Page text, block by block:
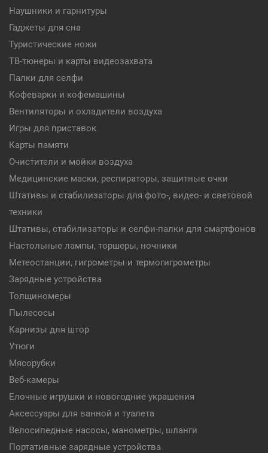
Наушники и гарнитуры
Гаджеты для сна
Туристические ножи
ТВ-тюнеры и карты видеозахвата
Палки для селфи
Кофеварки и кофемашины
Вентиляторы и охладители воздуха
Игры для приставок
Карты памяти
Очистители и мойки воздуха
Медицинские маски, респираторы, защитные очки
Штативы и стабилизаторы для фото-, видео- и световой
техники
Штативы, стабилизаторы и селфи-палки для смартфонов
Настольные лампы, торшеры, ночники
Метеостанции, гигрометры и термогигрометры
Зарядные устройства
Толщиномеры
Пылесосы
Карнизы для штор
Утюги
Мясорубки
Веб-камеры
Елочные игрушки и новогодние украшения
Аксессуары для ванной и туалета
Велосипедные насосы, манометры, шланги
Портативные зарядные устройства